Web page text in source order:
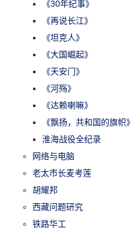
《30年纪事》
《再说长江》
《坦克人》
《大国崛起》
《天安门》
《河殇》
《达赖喇嘛》
《飘扬，共和国的旗帜》
淮海战役全纪录
网络与电脑
老太市长麦考莲
胡耀邦
西藏问题研究
铁路华工